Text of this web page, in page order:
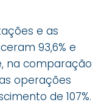
e as
93,6% e
na comparação
operações
de 107%.